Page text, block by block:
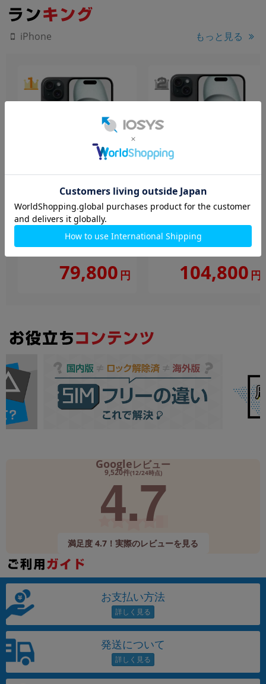
iPhone もっと見る
iPhone15 A3089
(MTMH3J/A) 128GB ブラッ
ク 【Rakuten版SIMフリ
ー】
79,800 円
iPhone15 Plus A3093
(MU083VC/A) 128GB ブラ
ー】
新品
104,800 円
Googleレビュー
9,520件(12/24時点)
4.7
満足度 4.7！実際のレビューを見る
お支払い方法
発送について